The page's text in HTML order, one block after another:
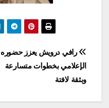
Post
navigation
رافي درويش يعزز حضوره
الإعلامي بخطوات متسارعة
وبثقة لافتة